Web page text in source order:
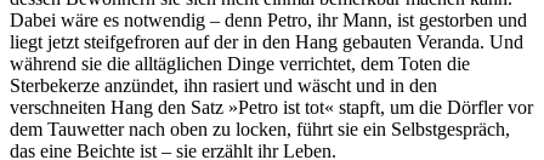
Dabei wäre es notwendig – denn Petro, ihr Mann, ist gestorben und
liegt jetzt steifgefroren auf der in den Hang gebauten Veranda. Und
während sie die alltäglichen Dinge verrichtet, dem Toten die
Sterbekerze anzündet, ihn rasiert und wäscht und in den
verschneiten Hang den Satz »Petro ist tot« stapft, um die Dörfler vor
dem Tauwetter nach oben zu locken, führt sie ein Selbstgespräch,
das eine Beichte ist – sie erzählt ihr Leben.